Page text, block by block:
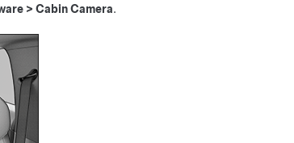
> Cabin Camera.